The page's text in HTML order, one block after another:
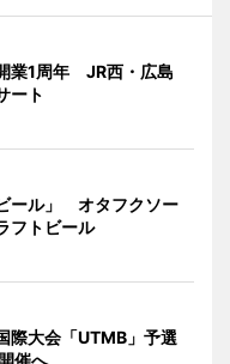
業1周年 JR西・広島
ート
ール」 オタフクソー
フトビール
際大会「UTMB」予選
催へ